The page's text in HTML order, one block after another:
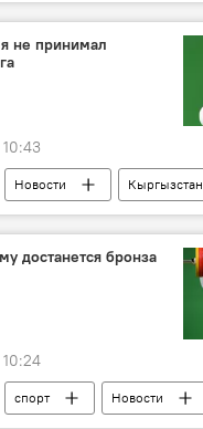
2016
не принимал
10:43
Новости
Кыргызстан
спорт
РИО 2016
Допинг
достанется бронза
10:24
спорт
Новости